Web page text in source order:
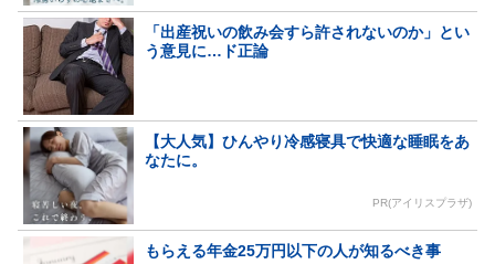
「出産祝いの飲み会すら許されないのか」とい
う意見に…ド正論
【大人気】ひんやり冷感寝具で快適な睡眠をあ
なたに。
PR(アイリスプラザ)
もらえる年金25万円以下の人が知るべき事